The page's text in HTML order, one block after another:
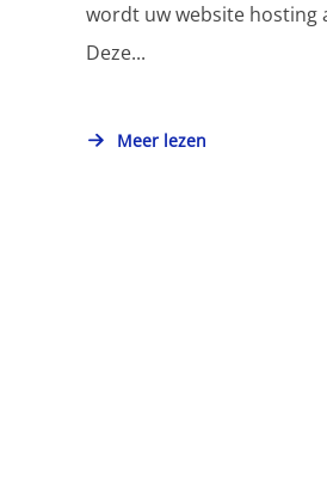
wordt uw website hosting
Deze...
Meer lezen